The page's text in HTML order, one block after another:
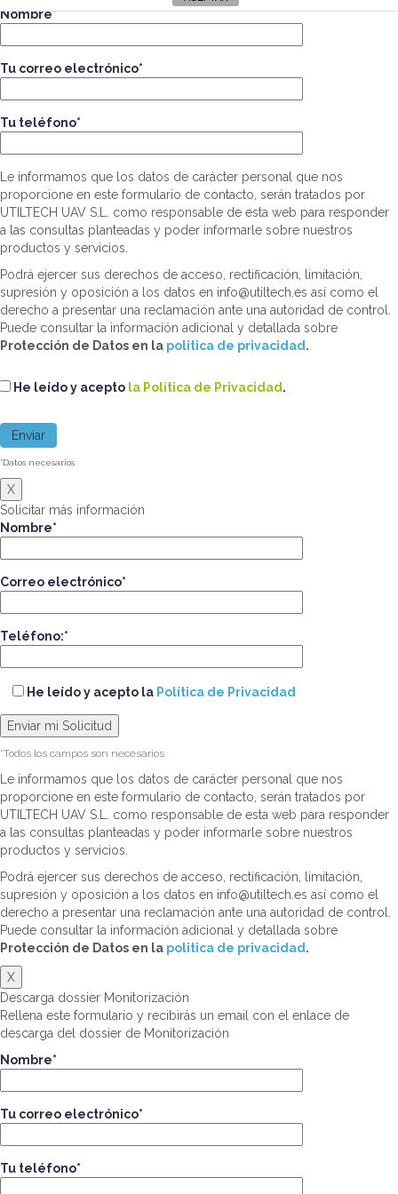
Nombre*
Tu correo electrónico*
Tu teléfono*
Le informamos que los datos de carácter personal que nos
proporcione en este formulario de contacto, serán tratados por
UTILTECH UAV S.L. como responsable de esta web para responder
a las consultas planteadas y poder informarle sobre nuestros
productos y servicios.
Podrá ejercer sus derechos de acceso, rectificación, limitación,
supresión y oposición a los datos en info@utiltech.es así como el
derecho a presentar una reclamación ante una autoridad de control.
Puede consultar la información adicional y detallada sobre
Protección de Datos en la politica de privacidad .
He leído y acepto la Política de Privacidad .
*Datos necesarios
X
Solicitar más información
Nombre*
Correo electrónico*
Teléfono:*
He leído y acepto la Política de Privacidad
*Todos los campos son necesarios
Le informamos que los datos de carácter personal que nos
proporcione en este formulario de contacto, serán tratados por
UTILTECH UAV S.L. como responsable de esta web para responder
a las consultas planteadas y poder informarle sobre nuestros
productos y servicios.
Podrá ejercer sus derechos de acceso, rectificación, limitación,
supresión y oposición a los datos en info@utiltech.es así como el
derecho a presentar una reclamación ante una autoridad de control.
Puede consultar la información adicional y detallada sobre
Protección de Datos en la politica de privacidad .
X
Descarga dossier Monitorización
Rellena este formulario y recibirás un email con el enlace de
descarga del dossier de Monitorización
Nombre*
Tu correo electrónico*
Tu teléfono*